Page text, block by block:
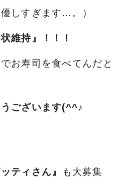
しすぎます…。）
状維持』！！！
お寿司を食べてんだと
ございます(^^♪
ティさん』
も大募集